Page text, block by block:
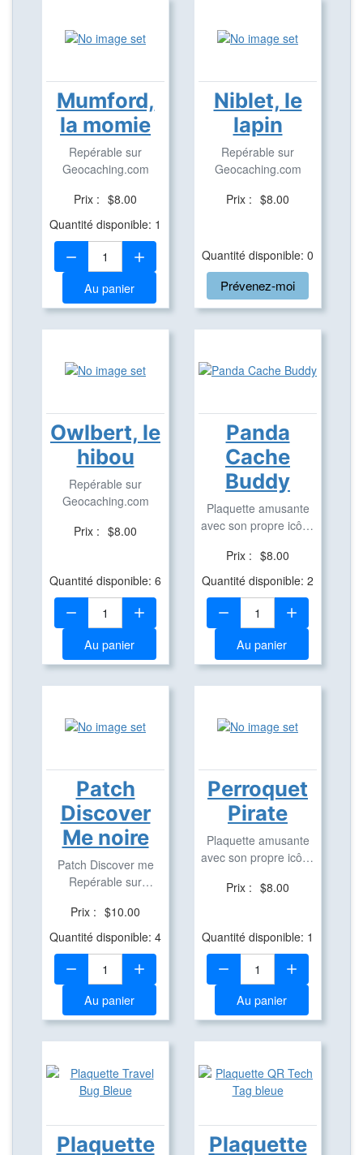
Mumford,
la momie
Repérable sur
Geocaching.com
Prix : $8.00
Quantité disponible: 1
Quantité:
Au panier
Niblet, le
lapin
Repérable sur
Geocaching.com
Prix : $8.00
Quantité disponible: 0
Prévenez-moi
Owlbert, le
hibou
Repérable sur
Geocaching.com
Prix : $8.00
Quantité disponible: 6
Quantité:
Au panier
Panda
Cache
Buddy
Plaquette amusante
avec son propre icône
Prix : $8.00
Quantité disponible: 2
Quantité:
Au panier
Patch
Discover
Me noire
Patch Discover me
Repérable sur
Prix : $10.00
Quantité disponible: 4
Quantité:
Au panier
Perroquet
Pirate
Plaquette amusante
avec son propre icône
Prix : $8.00
Quantité disponible: 1
Quantité:
Au panier
Plaquette Plaquette